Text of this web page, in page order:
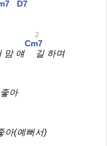
D7
맘 얘
Cm7
2
길 하며
아
아(예뻐서)